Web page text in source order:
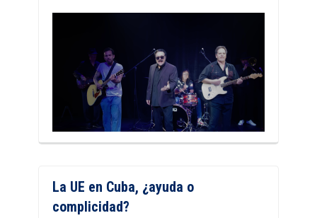
La UE en Cuba, ¿ayuda o
complicidad?